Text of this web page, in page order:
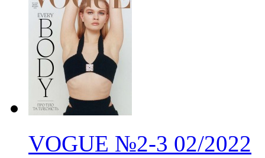
VOGUE №2-3 02/2022